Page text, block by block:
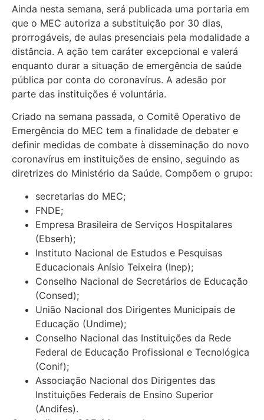
Ainda nesta semana, será publicada uma portaria em
que o MEC autoriza a substituição por 30 dias,
prorrogáveis, de aulas presenciais pela modalidade a
distância. A ação tem caráter excepcional e valerá
enquanto durar a situação de emergência de saúde
pública por conta do coronavírus. A adesão por
parte das instituições é voluntária.
Criado na semana passada, o Comitê Operativo de
Emergência do MEC tem a finalidade de debater e
definir medidas de combate à disseminação do novo
coronavírus em instituições de ensino, seguindo as
diretrizes do Ministério da Saúde. Compõem o grupo:
secretarias do MEC;
FNDE;
Empresa Brasileira de Serviços Hospitalares
(Ebserh);
Instituto Nacional de Estudos e Pesquisas
Educacionais Anísio Teixeira (Inep);
Conselho Nacional de Secretários de Educação
(Consed);
União Nacional dos Dirigentes Municipais de
Educação (Undime);
Conselho Nacional das Instituições da Rede
Federal de Educação Profissional e Tecnológica
(Conif);
Associação Nacional dos Dirigentes das
Instituições Federais de Ensino Superior
(Andifes).